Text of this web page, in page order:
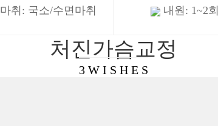
마취: 국소/수면마취 내원: 1~2회
처진가슴교정
3 W I S H E S